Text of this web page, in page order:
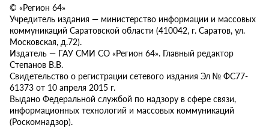
© «Регион 64»
Учредитель издания — министерство информации и массовых
коммуникаций Саратовской области (410042, г. Саратов, ул.
Московская, д.72).
Издатель — ГАУ СМИ СО «Регион 64». Главный редактор
Степанов В.В.
Свидетельство о регистрации сетевого издания Эл № ФС77-
61373 от 10 апреля 2015 г.
Выдано Федеральной службой по надзору в сфере связи,
информационных технологий и массовых коммуникаций
(Роскомнадзор).